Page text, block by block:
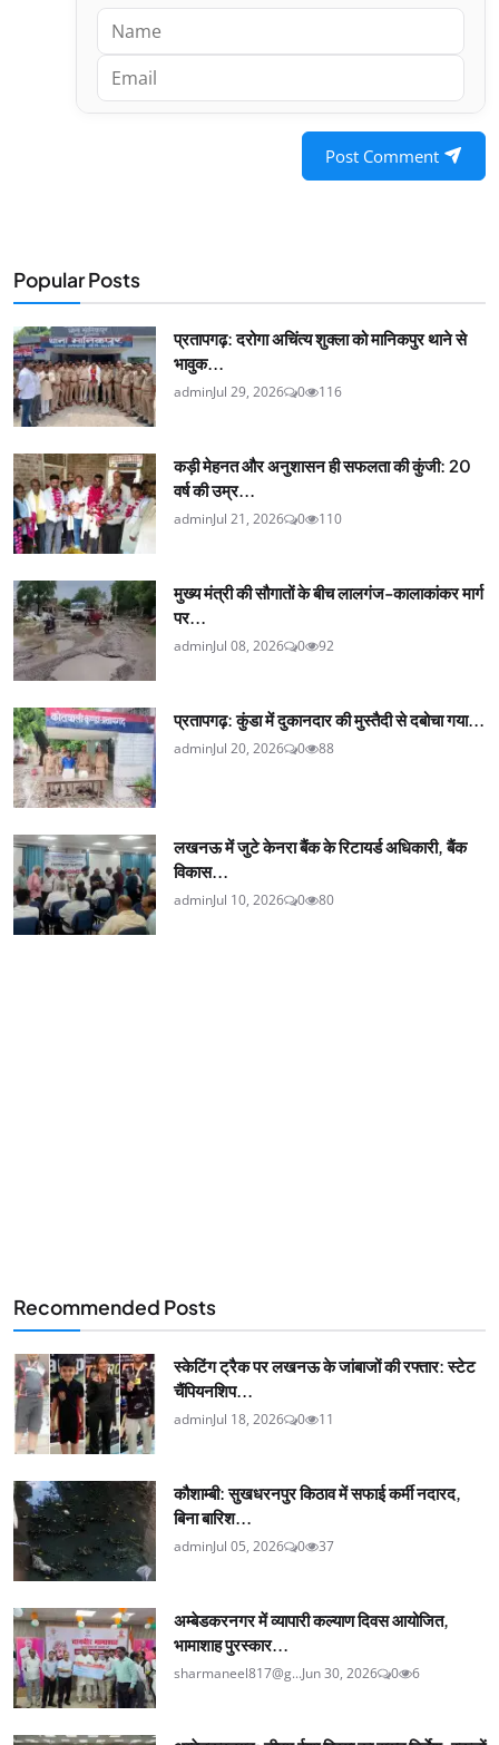
Post Comment
Popular Posts
प्रतापगढ़: दरोगा अचिंत्य शुक्ला को मानिकपुर थाने से
भावुक...
adminJul 29, 2026 0 116
कड़ी मेहनत और अनुशासन ही सफलता की कुंजी: 20
वर्ष की उम्र...
adminJul 21, 2026 0 110
मुख्य मंत्री की सौगातों के बीच लालगंज-कालाकांकर मार्ग
पर...
adminJul 08, 2026 0 92
प्रतापगढ़: कुंडा में दुकानदार की मुस्तैदी से दबोचा गया...
adminJul 20, 2026 0 88
लखनऊ में जुटे केनरा बैंक के रिटायर्ड अधिकारी, बैंक
विकास...
adminJul 10, 2026 0 80
Recommended Posts
स्केटिंग ट्रैक पर लखनऊ के जांबाजों की रफ्तार: स्टेट
चैंपियनशिप...
adminJul 18, 2026 0 11
कौशाम्बी: सुखधरनपुर किठाव में सफाई कर्मी नदारद,
बिना बारिश...
adminJul 05, 2026 0 37
अम्बेडकरनगर में व्यापारी कल्याण दिवस आयोजित,
भामाशाह पुरस्कार...
sharmaneel817@g...Jun 30, 2026 0 6